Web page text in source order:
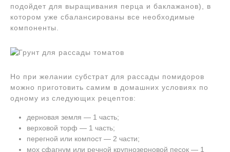
подойдет для выращивания перца и баклажанов), в
котором уже сбалансированы все необходимые
компоненты.
Но при желании субстрат для рассады помидоров
можно приготовить самим в домашних условиях по
одному из следующих рецептов:
дерновая земля — 1 часть;
верховой торф — 1 часть;
перегной или компост — 2 части;
мох сфагнум или речной крупнозерновой песок — 1